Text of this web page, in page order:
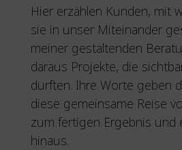
Hier erzählen Kunden, mit
sie in unser Miteinander
meiner gestaltenden
daraus Projekte, die
durften. Ihre Worte geben
diese gemeinsame Reise
zum fertigen Ergebnis und
hinaus.